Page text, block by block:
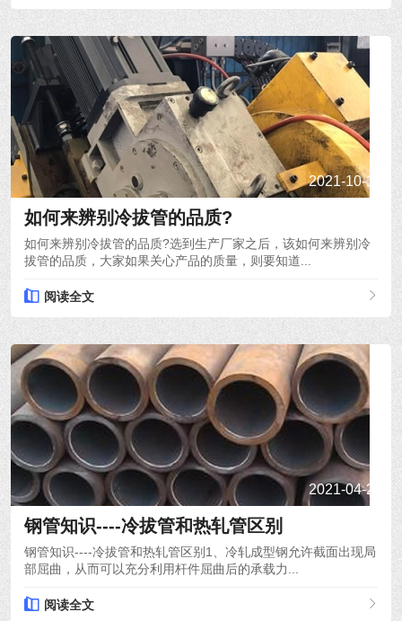
2021-10-14
如何来辨别冷拔管的品质?
如何来辨别冷拔管的品质?选到生产厂家之后，该如何来辨别冷
拔管的品质，大家如果关心产品的质量，则要知道...
阅读全文
2021-04-24
钢管知识----冷拔管和热轧管区别
钢管知识----冷拔管和热轧管区别1、冷轧成型钢允许截面出现局
部屈曲，从而可以充分利用杆件屈曲后的承载力...
阅读全文